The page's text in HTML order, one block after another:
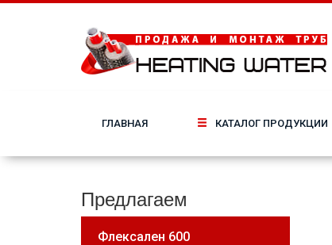
ГЛАВНАЯ КАТАЛОГ ПРОДУКЦИИ
Предлагаем
Флексален 600